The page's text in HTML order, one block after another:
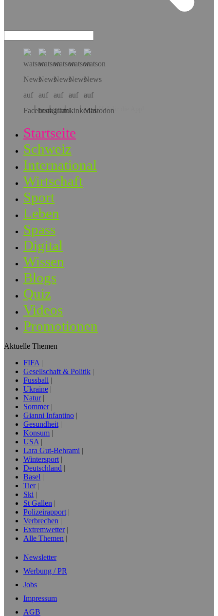
Hol dir die App!
Startseite
Schweiz
International
Wirtschaft
Sport
Leben
Spass
Digital
Wissen
Blogs
Quiz
Videos
Promotionen
Aktuelle Themen
FIFA
Gesellschaft & Politik
Fussball
Ukraine
Natur
Sommer
Gianni Infantino
Gesundheit
Konsum
USA
Lara Gut-Behrami
Wintersport
Deutschland
Basel
Tier
Ski
St Gallen
Polizeirapport
Verbrechen
Extremwetter
Alle Themen
Newsletter
Werbung / PR
Jobs
Impressum
AGB